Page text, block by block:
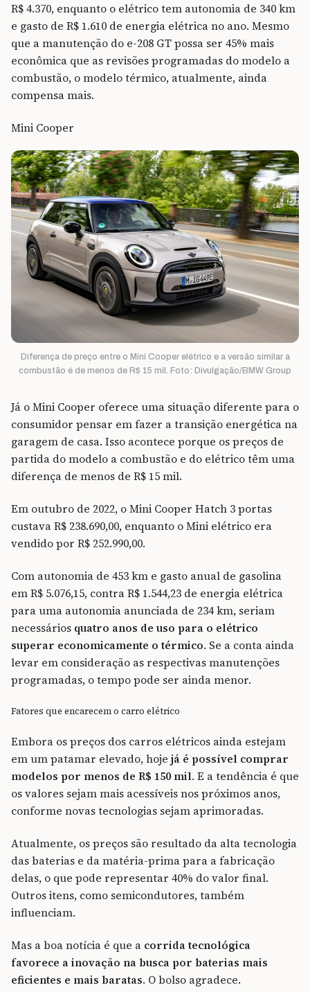
R$ 4.370, enquanto o elétrico tem autonomia de 340 km
e gasto de R$ 1.610 de energia elétrica no ano. Mesmo
que a manutenção do e-208 GT possa ser 45% mais
econômica que as revisões programadas do modelo a
combustão, o modelo térmico, atualmente, ainda
compensa mais.
Mini Cooper
Diferença de preço entre o Mini Cooper elétrico e a versão similar a
combustão é de menos de R$ 15 mil. Foto: Divulgação/BMW Group
Já o Mini Cooper oferece uma situação diferente para o
consumidor pensar em fazer a transição energética na
garagem de casa. Isso acontece porque os preços de
partida do modelo a combustão e do elétrico têm uma
diferença de menos de R$ 15 mil.
Em outubro de 2022, o Mini Cooper Hatch 3 portas
custava R$ 238.690,00, enquanto o Mini elétrico era
vendido por R$ 252.990,00.
Com autonomia de 453 km e gasto anual de gasolina
em R$ 5.076,15, contra R$ 1.544,23 de energia elétrica
para uma autonomia anunciada de 234 km, seriam
necessários quatro anos de uso para o elétrico
superar economicamente o térmico. Se a conta ainda
levar em consideração as respectivas manutenções
programadas, o tempo pode ser ainda menor.
Fatores que encarecem o carro elétrico
Embora os preços dos carros elétricos ainda estejam
em um patamar elevado, hoje já é possível comprar
modelos por menos de R$ 150 mil. E a tendência é que
os valores sejam mais acessíveis nos próximos anos,
conforme novas tecnologias sejam aprimoradas.
Atualmente, os preços são resultado da alta tecnologia
das baterias e da matéria-prima para a fabricação
delas, o que pode representar 40% do valor final.
Outros itens, como semicondutores, também
influenciam.
Mas a boa notícia é que a corrida tecnológica
favorece a inovação na busca por baterias mais
eficientes e mais baratas. O bolso agradece.